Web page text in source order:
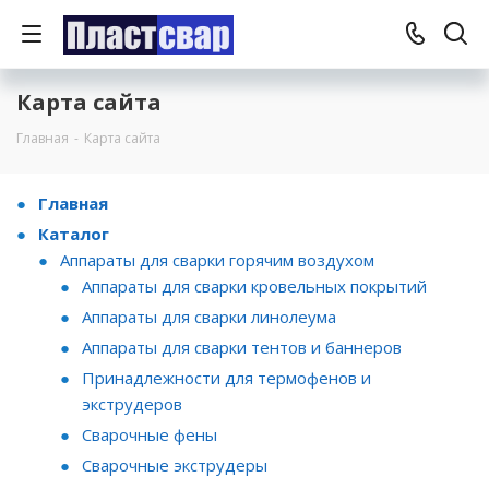
Карта сайта
Главная - Карта сайта
Главная
Каталог
Аппараты для сварки горячим воздухом
Аппараты для сварки кровельных покрытий
Аппараты для сварки линолеума
Аппараты для сварки тентов и баннеров
Принадлежности для термофенов и
экструдеров
Сварочные фены
Сварочные экструдеры